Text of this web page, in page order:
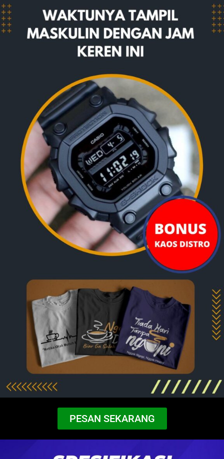
PESAN SEKARANG